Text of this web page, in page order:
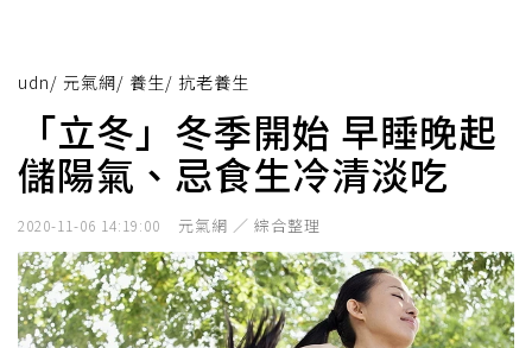
udn/ 元氣網/ 養生/ 抗老養生
「立冬」冬季開始 早睡晚起
儲陽氣、忌食生冷清淡吃
2020-11-06 14:19:00 元氣網 ／ 綜合整理